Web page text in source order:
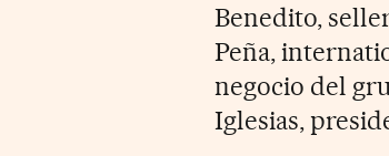
Benedito,
Peña,
negocio del
Iglesias,